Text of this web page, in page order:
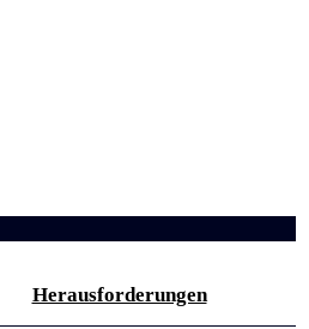
Herausforderungen